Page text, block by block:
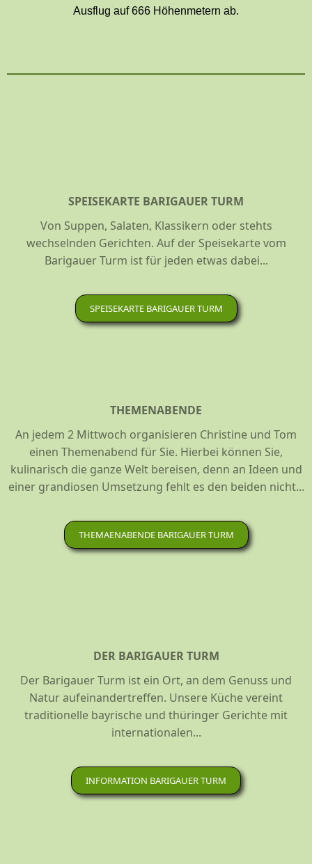
Ausflug auf 666 Höhenmetern ab.
SPEISEKARTE BARIGAUER TURM
Von Suppen, Salaten, Klassikern oder stehts
wechselnden Gerichten. Auf der Speisekarte vom
Barigauer Turm ist für jeden etwas dabei...
SPEISEKARTE BARIGAUER TURM
THEMENABENDE
An jedem 2 Mittwoch organisieren Christine und Tom
einen Themenabend für Sie. Hierbei können Sie,
kulinarisch die ganze Welt bereisen, denn an Ideen und
einer grandiosen Umsetzung fehlt es den beiden nicht...
THEMAENABENDE BARIGAUER TURM
DER BARIGAUER TURM
Der Barigauer Turm ist ein Ort, an dem Genuss und
Natur aufeinandertreffen. Unsere Küche vereint
traditionelle bayrische und thüringer Gerichte mit
internationalen...
INFORMATION BARIGAUER TURM